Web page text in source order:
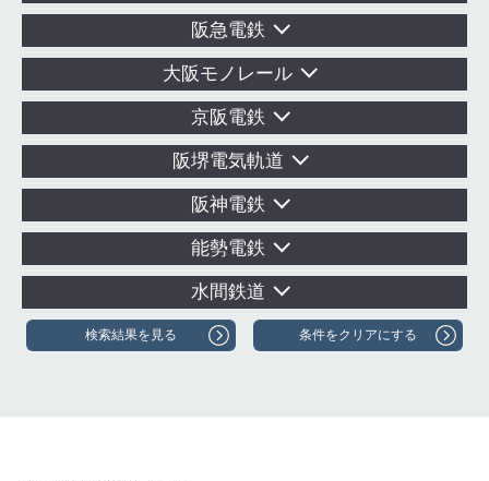
阪急電鉄
大阪モノレール
京阪電鉄
阪堺電気軌道
阪神電鉄
能勢電鉄
水間鉄道